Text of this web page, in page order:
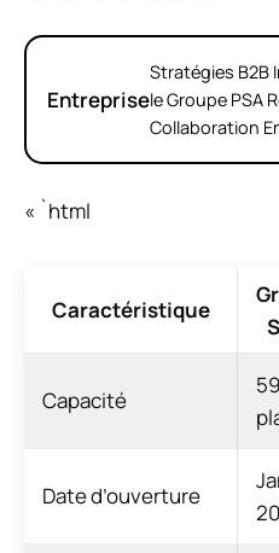
Entreprise
Stratégies B2B
le Groupe PSA
Collaboration
« `html
Caractéristique
Capacité
Date d’ouverture